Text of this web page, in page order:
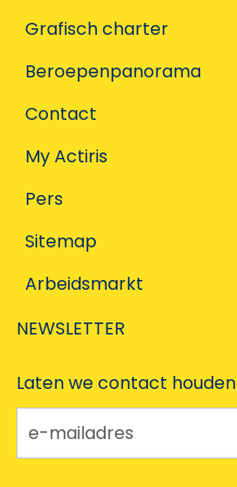
Grafisch charter
Beroepenpanorama
Contact
My Actiris
Pers
Sitemap
Arbeidsmarkt
NEWSLETTER
Laten we contact houden
e-mailadres